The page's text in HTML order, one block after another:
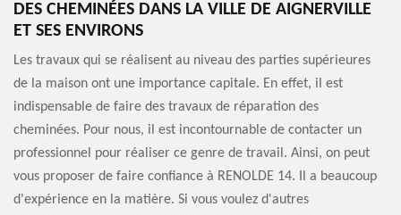
DES CHEMINÉES DANS LA VILLE DE AIGNERVILLE
ET SES ENVIRONS
Les travaux qui se réalisent au niveau des parties supérieures
de la maison ont une importance capitale. En effet, il est
indispensable de faire des travaux de réparation des
cheminées. Pour nous, il est incontournable de contacter un
professionnel pour réaliser ce genre de travail. Ainsi, on peut
vous proposer de faire confiance à RENOLDE 14. Il a beaucoup
d'expérience en la matière. Si vous voulez d'autres